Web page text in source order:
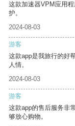
这款加速器VPM应用
护。
2024-08-03
游客
这款app是我旅行的好
人情。
2024-08-03
游客
这款app的售后服务非
够放心购物。